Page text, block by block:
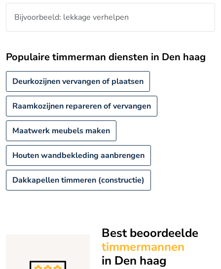
Populaire timmerman diensten in Den haag
Deurkozijnen vervangen of plaatsen
Raamkozijnen repareren of vervangen
Maatwerk meubels maken
Houten wandbekleding aanbrengen
Dakkapellen timmeren (constructie)
Best beoordeelde
timmermannen
in Den haag